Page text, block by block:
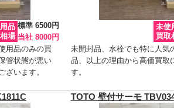
品
場
標準 6500円
当社 8000円
用品のみの買
管状態が悪い
ざいます。
未使
買取
未開封品、水栓でも特に人気
品、以上の理由から高価買取
す。
TOTO 壁付サーモ